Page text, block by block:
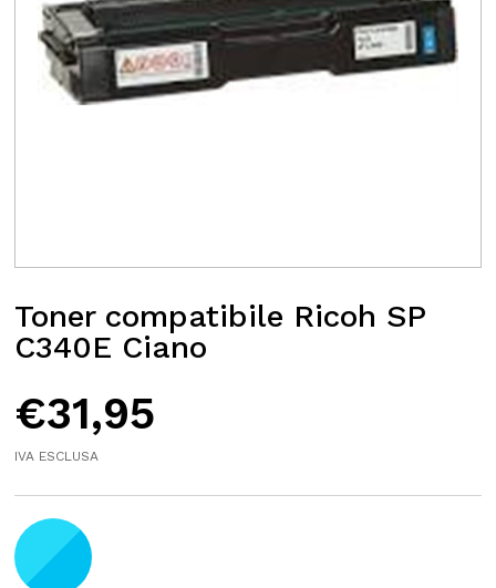
Toner compatibile Ricoh SP
C340E Ciano
€31,95
IVA ESCLUSA